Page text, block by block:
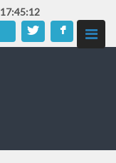
17:45:14